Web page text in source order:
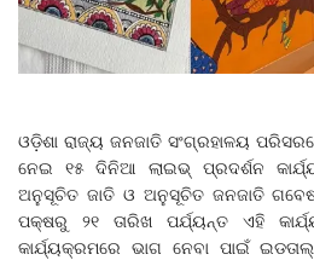
ଓଡ଼ିଶା ରାଜ୍ୟ ଜନଜାତି ସଂଗ୍ରହାଳୟ
ନେଇ ୧୫ ଦିନିଆ ଲାଇଭ୍ ପ୍ରଦର୍ଶନ
ଅନୁସୂଚିତ ଜାତି ଓ ଅନୁସୂଚିତ ଜନଜାତି
ପକ୍ଷରୁ ୨୧ ତାରିଖ ପର୍ଯ୍ୟନ୍ତ ଏହି
କାର୍ଯ୍ୟକ୍ରମରେ ଭାଗ ନେବା ପାଇଁ